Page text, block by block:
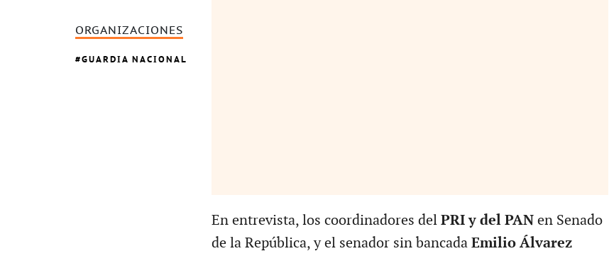
ORGANIZACIONES
GUARDIA NACIONAL
En entrevista, los coordinadores del PRI y del PANen Senado
de la República, y el senador sin bancada Emilio Álvarez